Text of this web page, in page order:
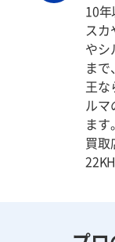
10
スカ
やシ
ま
王な
ルマ
ま
買取